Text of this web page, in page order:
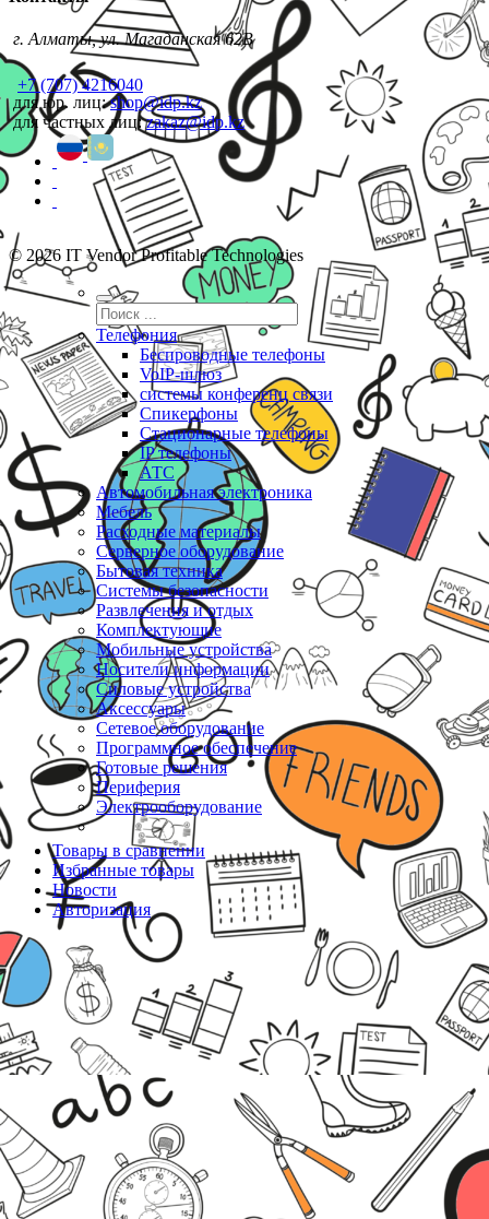
г. Алматы, ул. Магаданская 62В
+7 (707) 4216040
для юр. лиц:shop@idp.kz
для частных лиц:zakaz@idp.kz
© 2026 IT Vendor Profitable Technologies
Телефония
Беспроводные телефоны
VoIP-шлюз
системы конференц связи
Спикерфоны
Стационарные телефоны
IP телефоны
АТС
Автомобильная электроника
Мебель
Расходные материалы
Серверное оборудование
Бытовая техника
Системы безопасности
Развлечения и отдых
Комплектующие
Мобильные устройства
Носители информации
Силовые устройства
Аксессуары
Сетевое оборудование
Программное обеспечение
Готовые решения
Периферия
Электрооборудование
Товары в сравнении
Избранные товары
Новости
Авторизация